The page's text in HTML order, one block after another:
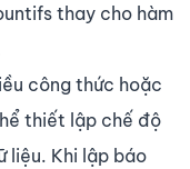
thay cho hàm
công thức hoặc
thiết lập chế độ
liệu. Khi lập báo